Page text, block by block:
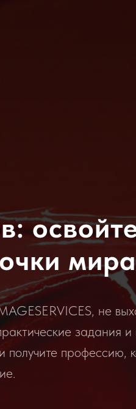
мира
не
задания и
профессию,